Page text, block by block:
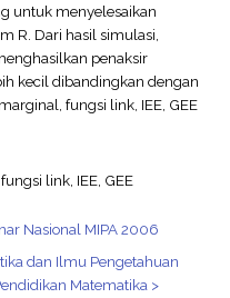
untuk menyelesaikan
R. Dari hasil simulasi,
penaksir
kecil dibandingkan dengan
fungsi link, IEE, GEE
link, IEE, GEE
Nasional MIPA 2006
dan Ilmu Pengetahuan
Matematika >